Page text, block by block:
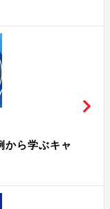
から学ぶキャ